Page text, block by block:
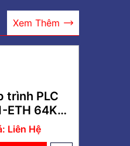
Xem Thêm
trình PLC
ETH 64KB
–
Liên Hệ